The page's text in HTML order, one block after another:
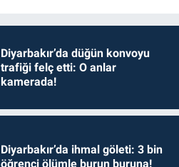
Diyarbakır’da düğün konvoyu
trafiği felç etti: O anlar
kamerada!
Diyarbakır’da ihmal göleti: 3 bin
öğrenci ölümle burun buruna!